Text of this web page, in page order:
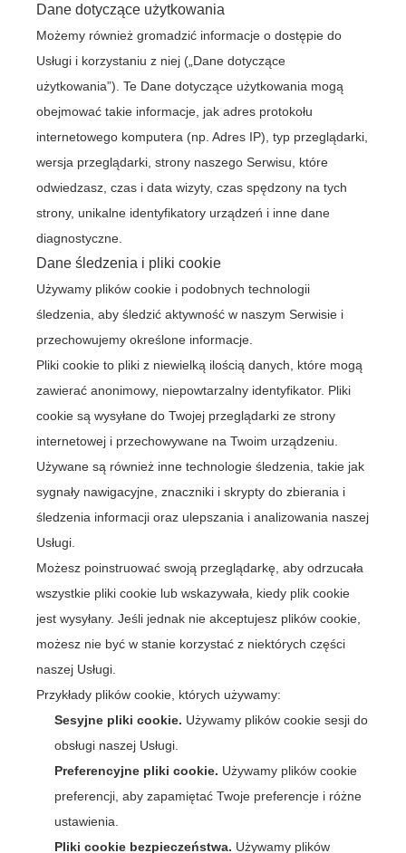
Dane dotyczące użytkowania
Możemy również gromadzić informacje o dostępie do
Usługi i korzystaniu z niej („Dane dotyczące
użytkowania”). Te Dane dotyczące użytkowania mogą
obejmować takie informacje, jak adres protokołu
internetowego komputera (np. Adres IP), typ przeglądarki,
wersja przeglądarki, strony naszego Serwisu, które
odwiedzasz, czas i data wizyty, czas spędzony na tych
strony, unikalne identyfikatory urządzeń i inne dane
diagnostyczne.
Dane śledzenia i pliki cookie
Używamy plików cookie i podobnych technologii
śledzenia, aby śledzić aktywność w naszym Serwisie i
przechowujemy określone informacje.
Pliki cookie to pliki z niewielką ilością danych, które mogą
zawierać anonimowy, niepowtarzalny identyfikator. Pliki
cookie są wysyłane do Twojej przeglądarki ze strony
internetowej i przechowywane na Twoim urządzeniu.
Używane są również inne technologie śledzenia, takie jak
sygnały nawigacyjne, znaczniki i skrypty do zbierania i
śledzenia informacji oraz ulepszania i analizowania naszej
Usługi.
Możesz poinstruować swoją przeglądarkę, aby odrzucała
wszystkie pliki cookie lub wskazywała, kiedy plik cookie
jest wysyłany. Jeśli jednak nie akceptujesz plików cookie,
możesz nie być w stanie korzystać z niektórych części
naszej Usługi.
Przykłady plików cookie, których używamy:
Sesyjne pliki cookie. Używamy plików cookie sesji do
obsługi naszej Usługi.
Preferencyjne pliki cookie. Używamy plików cookie
preferencji, aby zapamiętać Twoje preferencje i różne
ustawienia.
Pliki cookie bezpieczeństwa. Używamy plików